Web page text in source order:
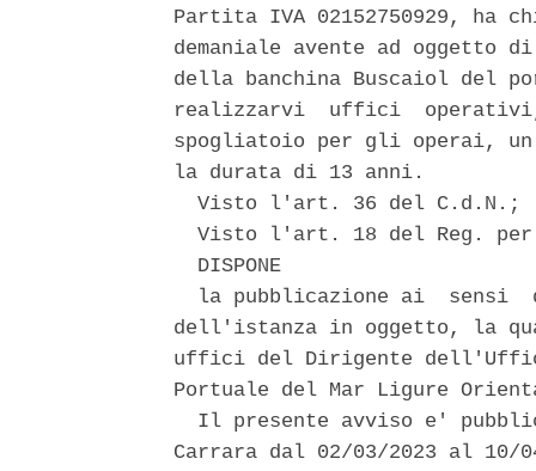
Partita IVA 02152750929,
demaniale avente ad oggetto
della banchina Buscaiol del
realizzarvi  uffici
spogliatoio per gli operai,
la durata di 13 anni.
  Visto l'art. 36 del C.d.N.;
Visto l'art. 18 del Reg.
  DISPONE
la pubblicazione ai  sensi
dell'istanza in oggetto, la
uffici del Dirigente
Portuale del Mar Ligure
Il presente avviso e'
Carrara dal 02/03/2023 al